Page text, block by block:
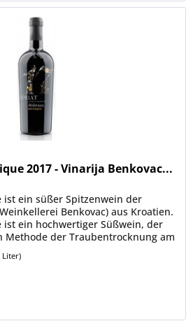
2017 - Vinarija Benkovac...
ein süßer Spitzenwein der
Benkovac) aus Kroatien.
ein hochwertiger Süßwein, der
der Traubentrocknung am
Liter)